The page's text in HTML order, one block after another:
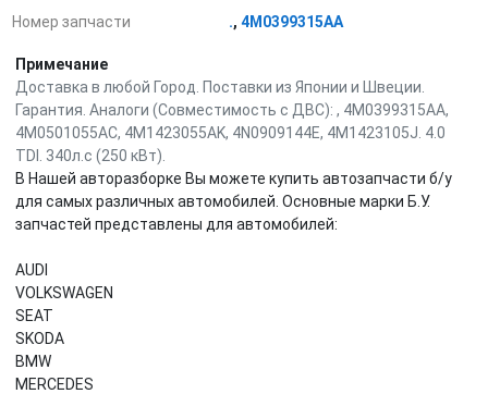
Номер запчасти
.,4M0399315AA
Примечание
Доставка в любой Город. Поставки из Японии и Швеции.
Гарантия. Аналоги (Совместимость с ДВС): , 4M0399315AA,
4M0501055AC, 4M1423055AK, 4N0909144E, 4M1423105J. 4.0
TDI. 340л.с (250 кВт).
В Нашей авторазборке Вы можете купить автозапчасти б/у
для самых различных автомобилей. Основные марки Б.У.
запчастей представлены для автомобилей:
AUDI
VOLKSWAGEN
SEAT
SKODA
BMW
MERCEDES